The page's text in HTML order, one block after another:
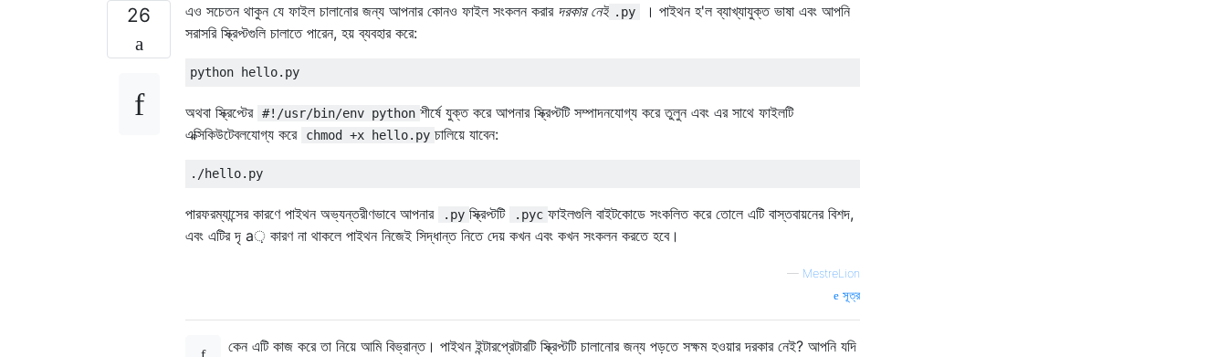
26 এও সচেতন থাকুন যে ফাইল চালানোর জন্য আপনার কোনও ফাইল সংকলন করার দরকার নেই .py
। পাইথন হ'ল ব্যাখ্যাযুক্ত ভাষা এবং আপনি
সরাসরি স্ক্রিপ্টগুলি চালাতে পারেন, হয় ব্যবহার করে:
python hello. py
অথবা স্ক্রিপ্টের #!/usr/bin/env python শীর্ষে যুক্ত করে আপনার স্ক্রিপ্টটি সম্পাদনযোগ্য করে তুলুন এবং এর সাথে ফাইলটি
এক্সিকিউটেবলযোগ্য করে
chmod +x hello.py চালিয়ে যাবেন:
./hello. py
পারফরম্যান্সের কারণে পাইথন অভ্যন্তরীণভাবে আপনার .py স্ক্রিপ্টটি .pyc ফাইলগুলি বাইটকোডে সংকলিত করে তোলে এটি বাস্তবায়নের বিশদ,
এবং এটির দৃ a় কারণ না থাকলে পাইথন নিজেই সিদ্ধান্ত নিতে দেয় কখন এবং কখন সংকলন করতে হবে।
— MestreLion
সূত্র
কেন এটি কাজ করে তা নিয়ে আমি বিভ্রান্ত। পাইথন ইন্টারপ্রেটারটি স্ক্রিপ্টটি চালানোর জন্য পড়তে সক্ষম হওয়ার দরকার নেই? আপনি যদি